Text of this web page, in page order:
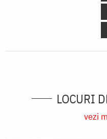
LOCURI
vezi